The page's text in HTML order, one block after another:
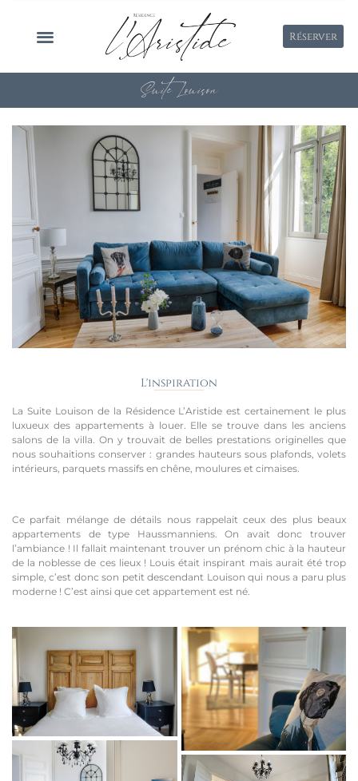
Réserver
Suite Louison
L'inspiration
La Suite Louison de la Résidence L’Aristide est certainement le plus
luxueux des appartements à louer. Elle se trouve dans les anciens
salons de la villa. On y trouvait de belles prestations originelles que
nous souhaitions conserver : grandes hauteurs sous plafonds, volets
intérieurs, parquets massifs en chêne, moulures et cimaises.
Ce parfait mélange de détails nous rappelait ceux des plus beaux
appartements de type Haussmanniens. On avait donc trouver
l’ambiance ! Il fallait maintenant trouver un prénom chic à la hauteur
de la noblesse de ces lieux ! Louis était inspirant mais aurait été trop
simple, c’est donc son petit descendant Louison qui nous a paru plus
moderne ! C’est ainsi que cet appartement est né.